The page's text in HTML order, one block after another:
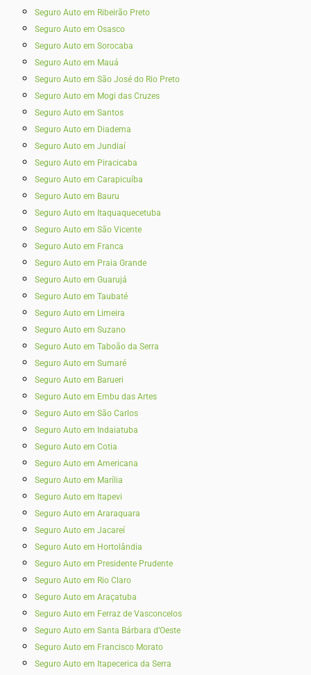
Seguro Auto em Ribeirão Preto
Seguro Auto em Osasco
Seguro Auto em Sorocaba
Seguro Auto em Mauá
Seguro Auto em São José do Rio Preto
Seguro Auto em Mogi das Cruzes
Seguro Auto em Santos
Seguro Auto em Diadema
Seguro Auto em Jundiaí
Seguro Auto em Piracicaba
Seguro Auto em Carapicuíba
Seguro Auto em Bauru
Seguro Auto em Itaquaquecetuba
Seguro Auto em São Vicente
Seguro Auto em Franca
Seguro Auto em Praia Grande
Seguro Auto em Guarujá
Seguro Auto em Taubaté‎
Seguro Auto em Limeira
Seguro Auto em Suzano
Seguro Auto em Taboão da Serra
Seguro Auto em Sumaré
Seguro Auto em Barueri
Seguro Auto em Embu das Artes
Seguro Auto em São Carlos
Seguro Auto em Indaiatuba
Seguro Auto em Cotia
Seguro Auto em Americana
Seguro Auto em Marília
Seguro Auto em Itapevi
Seguro Auto em Araraquara
Seguro Auto em Jacareí
Seguro Auto em Hortolândia
Seguro Auto em Presidente Prudente
Seguro Auto em Rio Claro
Seguro Auto em Araçatuba
Seguro Auto em Ferraz de Vasconcelos
Seguro Auto em Santa Bárbara d’Oeste
Seguro Auto em Francisco Morato
Seguro Auto em Itapecerica da Serra